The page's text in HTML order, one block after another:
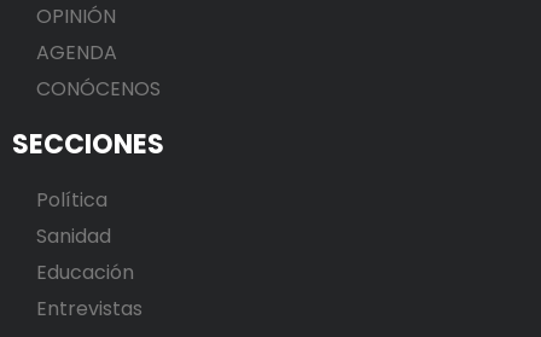
OPINIÓN
AGENDA
CONÓCENOS
SECCIONES
Política
Sanidad
Educación
Entrevistas